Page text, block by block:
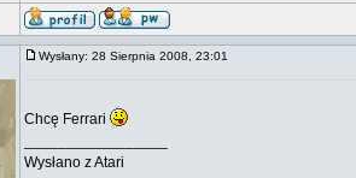
Wysłany: 28 Sierpnia 2008, 23:01
Chcę Ferrari
Wysłano z Atari